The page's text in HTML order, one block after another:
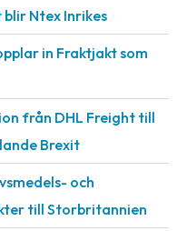
Ntex Inrikes
in Fraktjakt som
från DHL Freight till
Brexit
och
till Storbritannien